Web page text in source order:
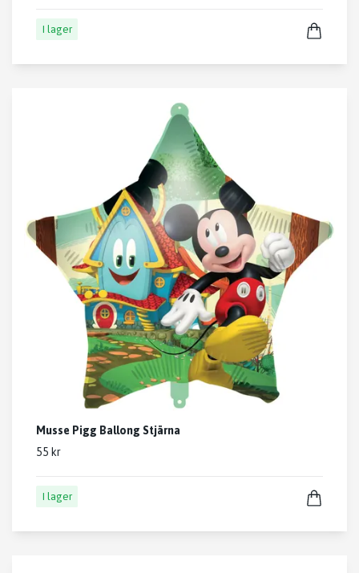
I lager
Musse Pigg Ballong Stjärna
55 kr
I lager